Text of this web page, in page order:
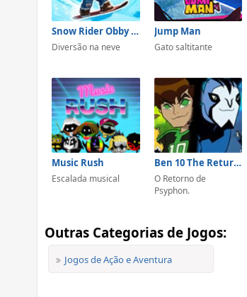
Snow Rider Obby Parkour
Diversão na neve
Jump Man
Gato saltitante
Music Rush
Escalada musical
Ben 10 The Return Of Psyphon
O Retorno de
Psyphon.
Outras Categorias de Jogos:
Jogos de Ação e Aventura